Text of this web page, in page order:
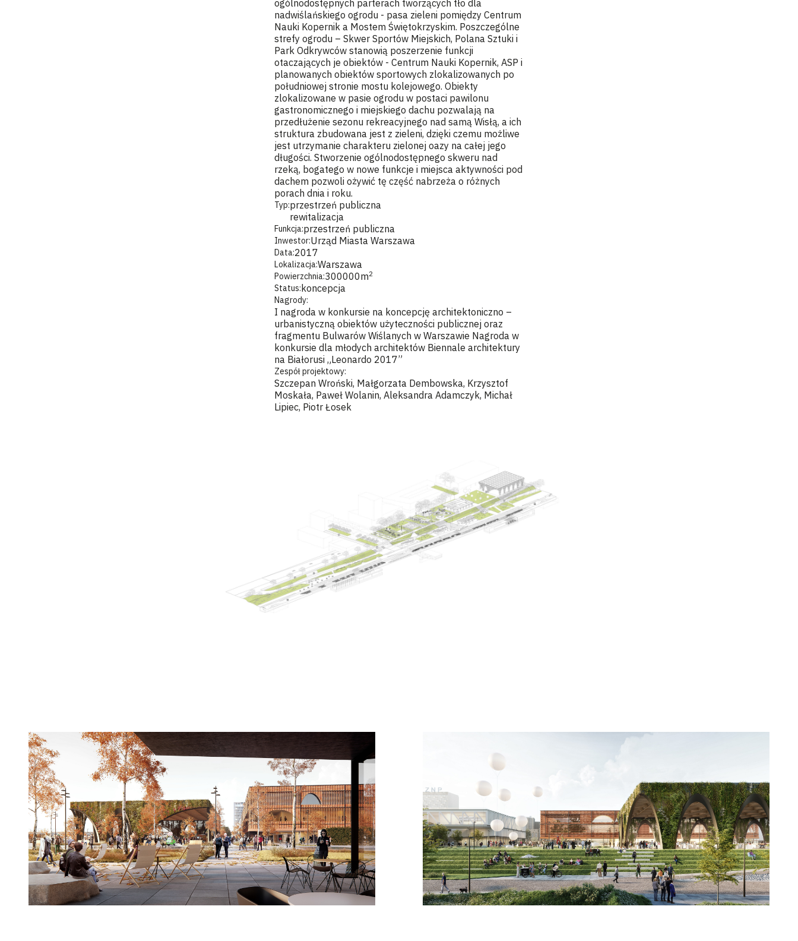
ogólnodostępnych parterach tworzących tło dla
nadwiślańskiego ogrodu - pasa zieleni pomiędzy Centrum
Nauki Kopernik a Mostem Świętokrzyskim. Poszczególne
strefy ogrodu – Skwer Sportów Miejskich, Polana Sztuki i
Park Odkrywców stanowią poszerzenie funkcji
otaczających je obiektów - Centrum Nauki Kopernik, ASP i
planowanych obiektów sportowych zlokalizowanych po
południowej stronie mostu kolejowego. Obiekty
zlokalizowane w pasie ogrodu w postaci pawilonu
gastronomicznego i miejskiego dachu pozwalają na
przedłużenie sezonu rekreacyjnego nad samą Wisłą, a ich
struktura zbudowana jest z zieleni, dzięki czemu możliwe
jest utrzymanie charakteru zielonej oazy na całej jego
długości. Stworzenie ogólnodostępnego skweru nad
rzeką, bogatego w nowe funkcje i miejsca aktywności pod
dachem pozwoli ożywić tę część nabrzeża o różnych
porach dnia i roku.
Typ:przestrzeń publiczna
rewitalizacja
Funkcja:przestrzeń publiczna
Inwestor:Urząd Miasta Warszawa
Data:2017
Lokalizacja:Warszawa
Powierzchnia:300000m2
Status:koncepcja
Nagrody:
I nagroda w konkursie na koncepcję architektoniczno –
urbanistyczną obiektów użyteczności publicznej oraz
fragmentu Bulwarów Wiślanych w Warszawie Nagroda w
konkursie dla młodych architektów Biennale architektury
na Białorusi „Leonardo 2017”
Zespół projektowy:
Szczepan Wroński, Małgorzata Dembowska, Krzysztof
Moskała, Paweł Wolanin, Aleksandra Adamczyk, Michał
Lipiec, Piotr Łosek